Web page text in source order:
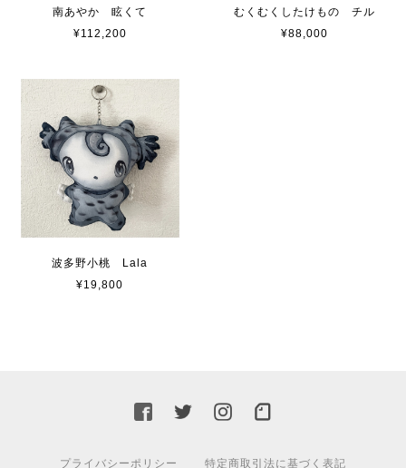
南あやか 眩くて
¥112,200
むくむくしたけもの チル
¥88,000
波多野小桃 Lala
¥19,800
プライバシーポリシー 特定商取引法に基づく表記